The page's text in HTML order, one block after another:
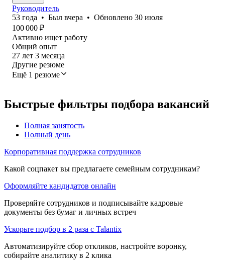
Руководитель
53 года • Был вчера • Обновлено 30 июля
100 000 ₽
Активно ищет работу
Общий опыт
27 лет 3 месяца
Другие резюме
Ещё 1 резюме
Быстрые фильтры подбора вакансий
Полная занятость
Полный день
Корпоративная поддержка сотрудников
Какой соцпакет вы предлагаете семейным сотрудникам?
Оформляйте кандидатов онлайн
Проверяйте сотрудников и подписывайте кадровые
документы без бумаг и личных встреч
Ускорьте подбор в 2 раза с Talantix
Автоматизируйте сбор откликов, настройте воронку,
собирайте аналитику в 2 клика